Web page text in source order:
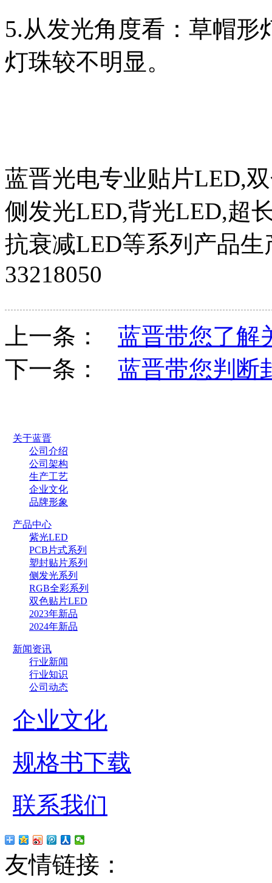
5.从发光角度看：草帽
灯珠较不明显。
蓝晋光电专业贴片LED,
侧发光LED,背光LED,超
抗衰减LED等系列产品
33218050
上一条： 蓝晋带您了解
下一条： 蓝晋带您判断
关于蓝晋
公司介绍
公司架构
生产工艺
企业文化
品牌形象
产品中心
紫光LED
PCB片式系列
塑封贴片系列
侧发光系列
RGB全彩系列
双色贴片LED
2023年新品
2024年新品
新闻资讯
行业新闻
行业知识
公司动态
企业文化
规格书下载
联系我们
友情链接：